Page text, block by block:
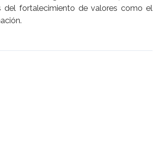
del fortalecimiento de valores como el